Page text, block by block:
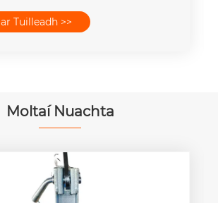
Tuilleadh >>
Moltaí Nuachta